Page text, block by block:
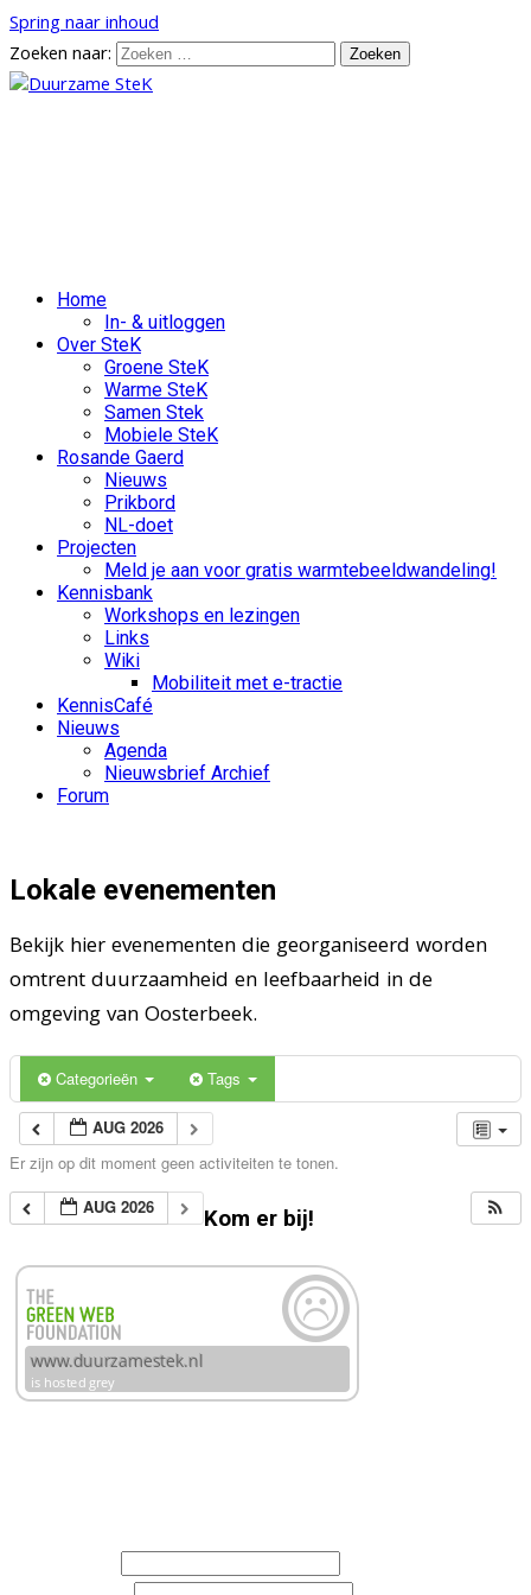
Spring naar inhoud
Zoeken naar:
Home
In- & uitloggen
Over SteK
Groene SteK
Warme SteK
Samen Stek
Mobiele SteK
Rosande Gaerd
Nieuws
Prikbord
NL-doet
Projecten
Meld je aan voor gratis warmtebeeldwandeling!
Kennisbank
Workshops en lezingen
Links
Wiki
Mobiliteit met e-tractie
KennisCafé
Nieuws
Agenda
Nieuwsbrief Archief
Forum
Lokale evenementen
Bekijk hier evenementen die georganiseerd worden
omtrent duurzaamheid en leefbaarheid in de
omgeving van Oosterbeek.
Categorieën Tags
AUG 2026
Er zijn op dit moment geen activiteiten te tonen.
AUG 2026
Kom er bij!